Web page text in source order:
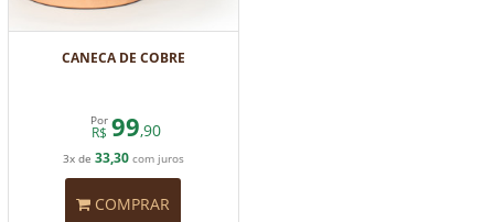
CANECA DE COBRE
Por
R$ 99,90
3x de 33,30com juros
COMPRAR